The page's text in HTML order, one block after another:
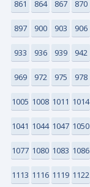
861 864 867 870
897 900 903 906
933 936 939 942
969 972 975 978
1005 1008 1011 1014
1041 1044 1047 1050
1077 1080 1083 1086
1113 1116 1119 1122